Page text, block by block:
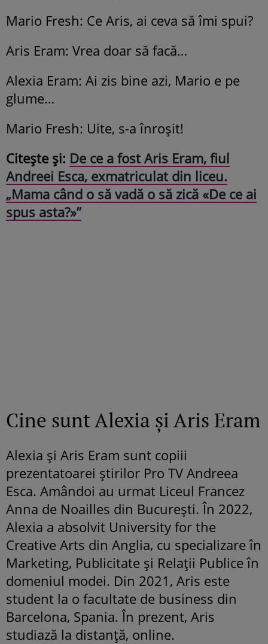
Mario Fresh: Ce Aris, ai ceva să îmi spui?
Aris Eram: Vrea doar să facă…
Alexia Eram: Ai zis bine azi, Mario e pe
glume…
Mario Fresh: Uite, s-a înroșit!
Citește și: De ce a fost Aris Eram, fiul
Andreei Esca, exmatriculat din liceu.
„Mama când o să vadă o să zică «De ce ai
spus asta?»”
Cine sunt Alexia și Aris Eram
Alexia și Aris Eram sunt copiii
prezentatoarei știrilor Pro TV Andreea
Esca. Amândoi au urmat Liceul Francez
Anna de Noailles din București. În 2022,
Alexia a absolvit University for the
Creative Arts din Anglia, cu specializare în
Marketing, Publicitate și Relații Publice în
domeniul modei. Din 2021, Aris este
student la o facultate de business din
Barcelona, Spania. În prezent, Aris
studiază la distanță, online.